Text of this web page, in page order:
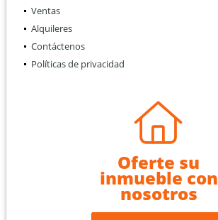
Ventas
Alquileres
Contáctenos
Políticas de privacidad
Oferte su
inmueble con
nosotros